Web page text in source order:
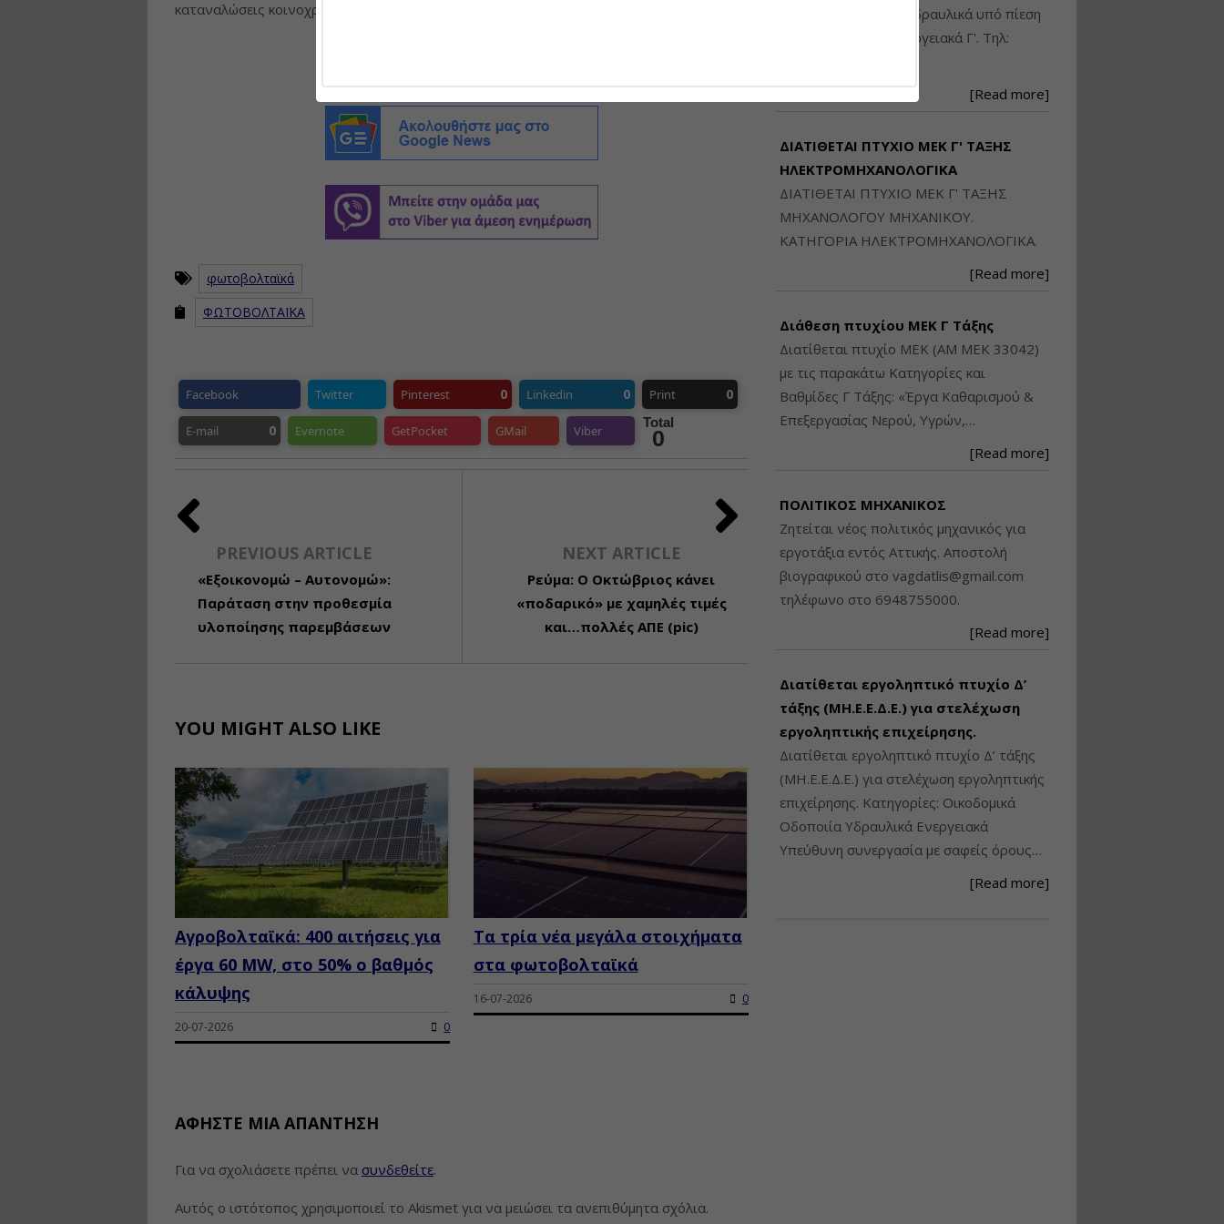
καταναλώσεις κοινοχρήστων σε κτίρια.
φωτοβολταϊκά
ΦΩΤΟΒΟΛΤΑΪΚΑ
Facebook Twitter Pinterest 0 Linkedin 0 Print 0
E-mail 0 Evernote GetPocket GMail Viber
Total
0
PREVIOUS ARTICLE
«Εξοικονομώ – Αυτονομώ»:
Παράταση στην προθεσμία
υλοποίησης παρεμβάσεων
NEXT ARTICLE
Ρεύμα: Ο Οκτώβριος κάνει
«ποδαρικό» με χαμηλές τιμές
και…πολλές ΑΠΕ (pic)
YOU MIGHT ALSO LIKE
Αγροβολταϊκά: 400 αιτήσεις για
έργα 60 ΜW, στο 50% ο βαθμός
κάλυψης
20-07-2026 0
Τα τρία νέα μεγάλα στοιχήματα
στα φωτοβολταϊκά
16-07-2026 0
ΑΦΉΣΤΕ ΜΙΑ ΑΠΆΝΤΗΣΗ
Για να σχολιάσετε πρέπει να συνδεθείτε.
Αυτός ο ιστότοπος χρησιμοποιεί το Akismet για να μειώσει τα ανεπιθύμητα σχόλια.
Μηχανικού: Η/Μ Γ', Υδραυλικά υπό πίεση
Β', Βιομηχανικά - Ενεργειακά Γ'. Τηλ:
[Read more]
ΔΙΑΤΙΘΕΤΑΙ ΠΤΥΧΙΟ ΜΕΚ Γ' ΤΑΞΗΣ
ΗΛΕΚΤΡΟΜΗΧΑΝΟΛΟΓΙΚΑ
ΔΙΑΤΙΘΕΤΑΙ ΠΤΥΧΙΟ ΜΕΚ Γ' ΤΑΞΗΣ
ΜΗΧΑΝΟΛΟΓΟΥ ΜΗΧΑΝΙΚΟΥ.
ΚΑΤΗΓΟΡΙΑ ΗΛΕΚΤΡΟΜΗΧΑΝΟΛΟΓΙΚΑ.
[Read more]
Διάθεση πτυχίου ΜΕΚ Γ Τάξης
Διατίθεται πτυχίο ΜΕΚ (ΑΜ ΜΕΚ 33042)
με τις παρακάτω Κατηγορίες και
Βαθμίδες Γ Τάξης: «Έργα Καθαρισμού &
Επεξεργασίας Νερού, Υγρών,…
[Read more]
ΠΟΛΙΤΙΚΟΣ ΜΗΧΑΝΙΚΟΣ
Ζητείται νέος πολιτικός μηχανικός για
εργοτάξια εντός Αττικής. Αποστολή
βιογραφικού στο vagdatlis@gmail.com
τηλέφωνο στο 6948755000.
[Read more]
Διατίθεται εργοληπτικό πτυχίο Δ’
τάξης (ΜΗ.Ε.Ε.Δ.Ε.) για στελέχωση
εργοληπτικής επιχείρησης.
Διατίθεται εργοληπτικό πτυχίο Δ’ τάξης
(ΜΗ.Ε.Ε.Δ.Ε.) για στελέχωση εργοληπτικής
επιχείρησης. Κατηγορίες: Οικοδομικά
Οδοποιία Υδραυλικά Ενεργειακά
Υπεύθυνη συνεργασία με σαφείς όρους…
[Read more]
Ταυτότητα Κτιρίου/
και Πράξη (2024)
Πολεοδομικού
Σχεδιασμού Εντός
Ορίων Πόλεων και
Οικισμών και Εκτός
Εισηγήτρια:
Τιμή από: €145.00
Διάρκεια: 8 ώρες
τεχνολογίας
φωτισμού LED και
Εισηγητής:Στέφανος Τουλόγλου
Τιμή από: €190.00
Διάρκεια: 12 ώρες
Εκπόνηση Τοπικών και
Εισηγητής:
Τιμή από: €130.00
Διάρκεια: 6 ώρες
Επίβλεψη Δημοσίων
Έργων με τον
Ν.4782/2021